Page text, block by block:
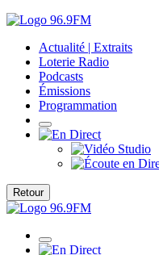
Actualité | Extraits
Loterie Radio
Podcasts
Émissions
Programmation
Retour